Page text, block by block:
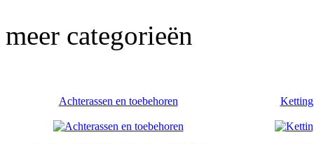
meer categorieën
Achterassen en toebehoren